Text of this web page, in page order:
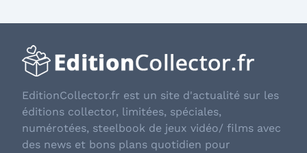
EditionCollector.fr est un site d'actualité sur les
éditions collector, limitées, spéciales,
numérotées, steelbook de jeux vidéo/ films avec
des news et bons plans quotidien pour